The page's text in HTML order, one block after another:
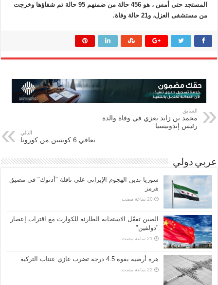
المستجد حتى أمس ، هو 456 حالة من ضمنهم 95 حالة تم شفاؤها وخرجت
من مستشفى العزل، و21 حالة وفاة.
السابق
محمد بن زايد يعزي في وفاة والدة
رئيس إندونيسيا
التالي
تعافي 6 كويتيين من كورونا
عربي دولي
سوريا تدين الهجوم الإيراني على ناقلة "أدنوك" في مضيق
هرمز ‏
الصين تفعّل الاستجابة الطارئة للكوارث مع اقتراب إعصار
"دولفين"
هزة أرضية بقوة 4.5 درجة تضرب غازي عنتاب التركية